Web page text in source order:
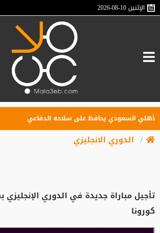
الإثنين2026-08-10
السعودي يحافظ على سلاحه الدفاعي
الدوري الانجليزي
تأجيل مباراة جديدة في الدوري
كورونا